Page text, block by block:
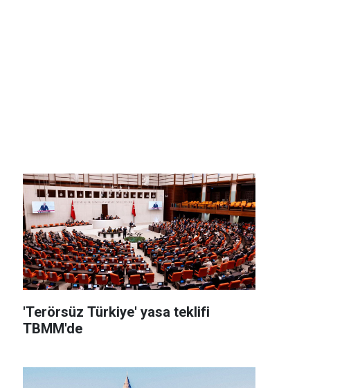
'Terörsüz Türkiye' yasa teklifi
TBMM'de